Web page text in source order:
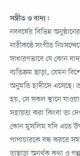
সঙ্গীত ও বাদ্য:
নববর্ষের বিভিন্ন
নারীকন্ঠে সংগীত
সাধারণভাবে যে কোন
ব্যতিক্রম ছাড়া, যেমন
অনুমতি হাদীসে এসেছে।
হয়, সে সকল স্থানে
সহায়তা করা কিংবা তা
কোন মুসলিম যদি এতে
পাপাচারকে বন্ধ করতে
তাছাড়া অনর্থক কথা ও